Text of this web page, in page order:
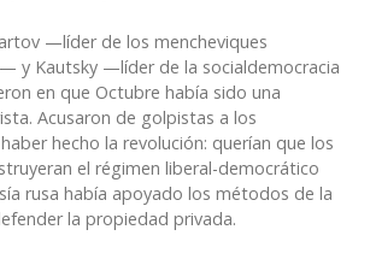
—líder de los mencheviques
y Kautsky —líder de la socialdemocracia
en que Octubre había sido una
Acusaron de golpistas a los
hecho la revolución: querían que los
el régimen liberal-democrático
rusa había apoyado los métodos de la
la propiedad privada.